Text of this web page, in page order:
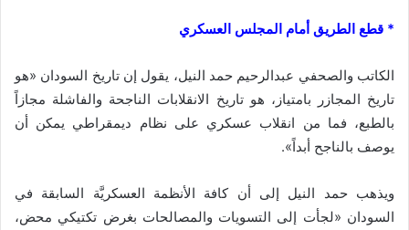
* قطع الطريق أمام المجلس العسكري
الكاتب والصحفي عبدالرحيم حمد النيل، يقول إن تاريخ السودان «هو
تاريخ المجازر بامتياز، هو تاريخ الانقلابات الناجحة والفاشلة مجازاً
بالطبع، فما من انقلاب عسكري على نظام ديمقراطي يمكن أن
يوصف بالناجح أبداً».
ويذهب حمد النيل إلى أن كافة الأنظمة العسكريَّة السابقة في
السودان «لجأت إلى التسويات والمصالحات بغرض تكتيكي محض،